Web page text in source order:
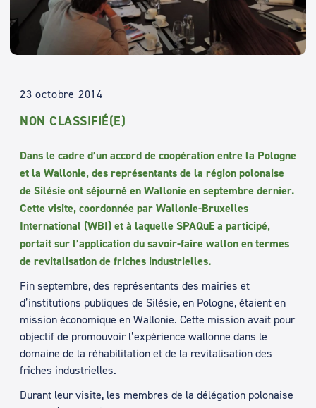
23 octobre 2014
NON CLASSIFIÉ(E)
Dans le cadre d’un accord de coopération entre la Pologne
et la Wallonie, des représentants de la région polonaise
de Silésie ont séjourné en Wallonie en septembre dernier.
Cette visite, coordonnée par Wallonie-Bruxelles
International (WBI) et à laquelle SPAQuE a participé,
portait sur l’application du savoir-faire wallon en termes
de revitalisation de friches industrielles.
Fin septembre, des représentants des mairies et
d’institutions publiques de Silésie, en Pologne, étaient en
mission économique en Wallonie. Cette mission avait pour
objectif de promouvoir l’expérience wallonne dans le
domaine de la réhabilitation et de la revitalisation des
friches industrielles.
Durant leur visite, les membres de la délégation polonaise